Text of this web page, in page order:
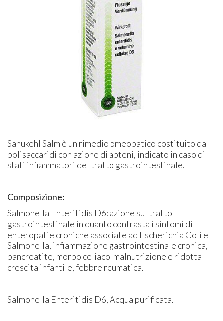
Sanukehl Salm è un rimedio omeopatico costituito da
polisaccaridi con azione di apteni, indicato in caso di
stati infiammatori del tratto gastrointestinale.
Composizione:
Salmonella Enteritidis D6: azione sul tratto
gastrointestinale in quanto contrasta i sintomi di
enteropatie croniche associate ad Escherichia Coli e
Salmonella, infiammazione gastrointestinale cronica,
pancreatite, morbo celiaco, malnutrizione e ridotta
crescita infantile, febbre reumatica.
Salmonella Enteritidis D6, Acqua purificata.